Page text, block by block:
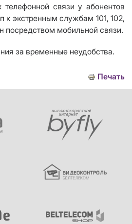
связи у абонентов
к экстренным службам 101, 102,
посредством мобильной связи.
за временные неудобства.
Печать